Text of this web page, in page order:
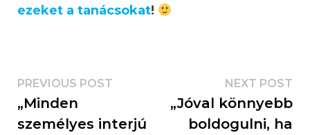
ezeket a tanácsokat!
PREVIOUS POST
„Minden
személyes interjú
NEXT POST
„Jóval könnyebb
boldogulni, ha